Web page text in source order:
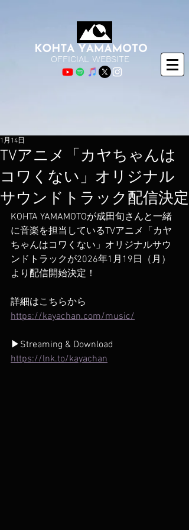
OFFICIAL WEBSITE
TVアニメ「カヤちゃんは
コワくない」オリジナル
サウンドトラック配信決定
1月14日
KOHTA YAMAMOTOが成田旬さんと一緒
に音楽を担当しているTVアニメ「カヤ
ちゃんはコワくない」オリジナルサウ
ンドトラックが2026年1月19日（月）
より配信開始決定！
詳細はこちらから
https://kayachan.com/music/
▶Streaming & Download
https://lnk.to/kayachan